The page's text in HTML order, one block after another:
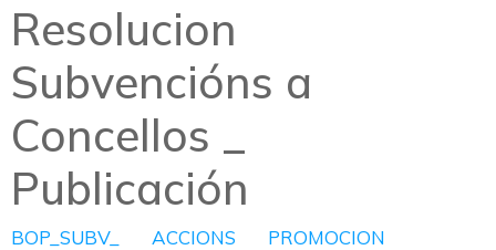
Resolucion
Subvencións a
Concellos _
Publicación
BOP_SUBV_ ACCIONS PROMOCION